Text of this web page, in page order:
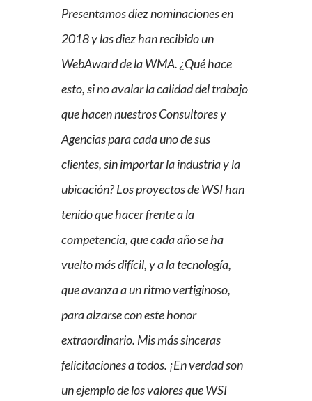
Presentamos diez nominaciones en
2018 y las diez han recibido un
WebAward de la WMA. ¿Qué hace
esto,sino avalar la calidad del trabajo
que hacen nuestros Consultores y
Agencias para cada uno de sus
clientes, sin importar la industria y la
ubicación? Los proyectos de WSI han
tenido que hacer frente a la
competencia, que cada año se ha
vuelto más difícil, y a la tecnología,
que avanza a un ritmo vertiginoso,
para alzarse con este honor
extraordinario. Mis mássinceras
felicitaciones a todos. ¡En verdad son
un ejemplo de los valores que WSI